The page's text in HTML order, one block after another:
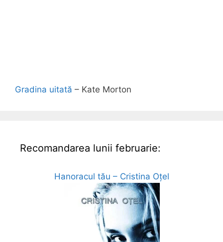
Gradina uitată – Kate Morton
Recomandarea lunii februarie:
Hanoracul tău – Cristina Oțel